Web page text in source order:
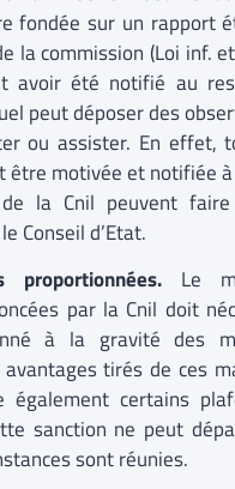
fondée sur un rapport
la commission (Loi inf.
avoir été notifié au
peut déposer des
ou assister. En effet,
être motivée et notifiée
la Cnil peuvent faire
Conseil d’Etat.
proportionnées. Le
par la Cnil doit
à la gravité des
tirés de ces
également certains
sanction ne peut
sont réunies.